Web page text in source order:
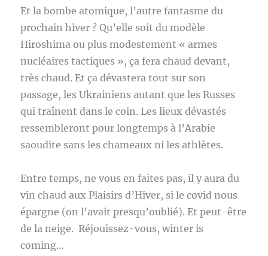
Et la bombe atomique, l’autre fantasme du
prochain hiver ? Qu’elle soit du modèle
Hiroshima ou plus modestement « armes
nucléaires tactiques », ça fera chaud devant,
très chaud. Et ça dévastera tout sur son
passage, les Ukrainiens autant que les Russes
qui traînent dans le coin. Les lieux dévastés
ressembleront pour longtemps à l’Arabie
saoudite sans les chameaux ni les athlètes.
Entre temps, ne vous en faites pas, il y aura du
vin chaud aux Plaisirs d’Hiver, si le covid nous
épargne (on l’avait presqu’oublié). Et peut-être
de la neige. Réjouissez-vous, winter is
coming…